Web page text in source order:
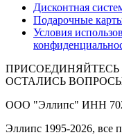
Дисконтная
Подарочные
Условия
ПРИСОЕДИНЯЙТЕСЬ
ОСТАЛИСЬ
ООО "Эллипс" ИНН
Эллипс 1995-2026, все